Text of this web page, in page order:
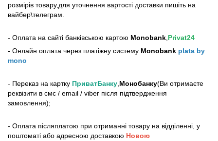
розмірів товару,для уточнення вартості доставки пишіть на
вайбер\телеграм.
- Оплата на сайті банківською картою Monobank,Privat24
- Онлайн оплата через платіжну систему Monobank plata by
mono
- Переказ на картку ПриватБанку,Монобанку(Ви отримаєте
реквізити в смс / email / viber після підтвердження
замовлення);
- Оплата післяплатою при отриманні товару на відділенні, у
поштоматі або адресною доставкою Новою